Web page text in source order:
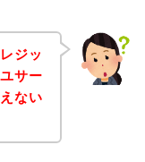
ジッ
サー
ない